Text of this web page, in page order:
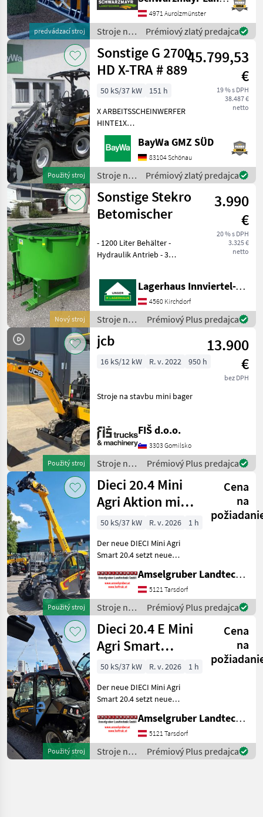
predvádzací stroj
použitý Predajný tím
spoločnosti Schwarzmayr v
4971 Aurolzmünster
Stroje na
stavbu /
Sonstige
Prémiový zlatý predajca
Použitý stroj
Sonstige G 2700
HD X-TRA # 889
45.799,53
€
19 % s DPH
38.487 €
netto
50 kS/37 kW
151 h
X ARBEITSSCHEINWERFER
HINTE1X
ARBEITSSCHEINWERFER
VORNE1X
HECKGEWICHTSPLATTE 62
KG1X
HYDRAULIKKREISLAUF
DPPPEL31X15.50-15
SKIDDATENBESCHEINIGUNG
BRD 20 KMDRUCKFREIER
BayWa GMZ SÜD
83104 Schönau
Stroje na
stavbu /
Sonstige
Prémiový zlatý predajca
Nový stroj
Sonstige Stekro
Betomischer
3.990
€
20 % s DPH
3.325 €
netto
- 1200 Liter Behälter -
Hydraulik Antrieb - 3
Stapleraufnahme -
Auslaufschieber hinten und
rechts - Auslaufrutsche -
Sackaufreißer
Lagerhaus Innviertel-Traunviertel-Urfahr eGen, Kirchdorf
4560 Kirchdorf
Stroje na
stavbu /
Sonstige
Prémiový Plus predajca
Použitý stroj
jcb
13.900
€
bez DPH
16 kS/12 kW R. v. 2022 950 h
Stroje na stavbu mini bager
FIŠ d.o.o.
3303 Gomilsko
Stroje na
stavbu /
JCB
Prémiový Plus predajca
Použitý stroj
Dieci 20.4 Mini
Agri Aktion mit
Österreichpaket
Cena
na
50 kS/37 kW R. v. 2026
1 h
Der neue DIECI Mini Agri
Smart 20.4 setzt neue
Teleskopladermarkt. Stufe
5 Motor - -Größte Kabine
(Baugleich vom Modell 26.6
Mini Agri) -50
Amselgruber Landtechnik GmbH
5121 Tarsdorf
Stroje na
stavbu /
Dieci
Prémiový Plus predajca
Použitý stroj
Dieci 20.4 E Mini
Agri Smart
ELEKTRO
Teleskoplader
TOP
Cena
na
50 kS/37 kW R. v. 2026
1 h
Der neue DIECI Mini Agri
Smart 20.4 setzt neue
Teleskopladermarkt. 100 %
Elektro! -Größte Kabine
(Baugleich vom Modell 26.6
Mini Agri) -Echt
Amselgruber Landtechnik GmbH
5121 Tarsdorf
Stroje na
stavbu /
Prémiový Plus predajca